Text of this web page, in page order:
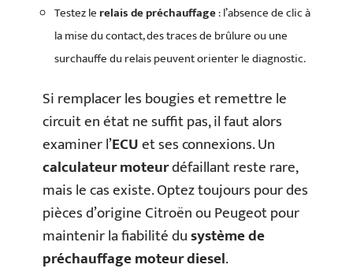
Testez le relais de préchauffage: l’absence de clic à
la mise du contact, des traces de brûlure ou une
surchauffe du relais peuvent orienter le diagnostic.
Si remplacer les bougies et remettre le
circuit en état ne suffit pas, il faut alors
examiner l’ECUet ses connexions. Un
calculateur moteurdéfaillant reste rare,
mais le cas existe. Optez toujours pour des
pièces d’origine Citroën ou Peugeot pour
maintenir la fiabilité dusystème de
préchauffage moteur diesel.